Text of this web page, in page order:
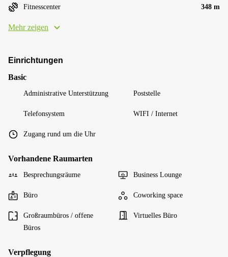
Fitnesscenter 348 m
Mehr zeigen
Einrichtungen
Basic
Administrative Unterstützung Poststelle
Telefonsystem WIFI / Internet
Zugang rund um die Uhr
Vorhandene Raumarten
Besprechungsräume Business Lounge
Büro Coworking space
Großraumbüros / offene
Büros
Virtuelles Büro
Verpflegung